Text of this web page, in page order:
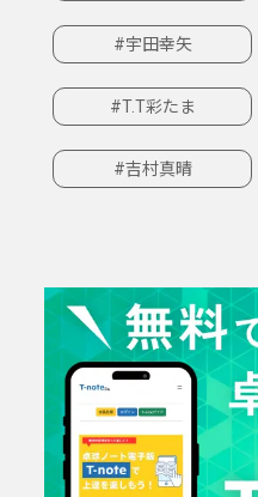
#宇田幸矢
#T.T彩たま
#吉村真晴